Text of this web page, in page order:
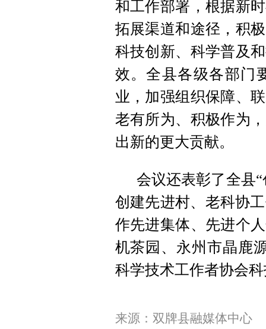
和工作部署，根据新
拓展渠道和途径，积
科技创新、科学普及
效。全县各级各部门
业，加强组织保障、
老有所为、积极作为
出新的更大贡献。
会议还表彰了全县
创建先进村、老科协
作先进集体、先进个
机茶园、永州市晶鹿
科学技术工作者协会
来源：双牌县融媒体中心